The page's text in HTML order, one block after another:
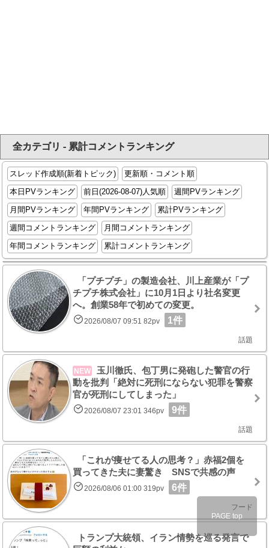
全カテゴリ - 累計コメントランキング
スレッド作成順(新着トピック)
更新順・コメント順
本日PVランキング
前日(2026-08-07)人気順
週間PVランキング
月間PVランキング
年間PVランキング
累計PVランキング
週間コメントランキング
月間コメントランキング
年間コメントランキング
累計コメントランキング
「プチプチ」の製造会社、川上産業が「プ
チプチ株式会社」に10月1日より社名変更
へ。創業58年で初めての変更。
2026/08/07 09:51 82pv 1件
話題
NEW
玉川徹氏、包丁男に発砲した警官の行
動を批判「絶対に死刑にならない犯罪を警察
官が死刑にしてしまった」
2026/08/07 23:01 346pv 9件
話題
「これが痩せてる人の思考？」赤福2個を
買ってきた夫に妻驚き SNSで共感の声
2026/08/06 01:00 319pv 6件
フード
トランプ大統領、イラン情勢を巡る発言で
PAGE top